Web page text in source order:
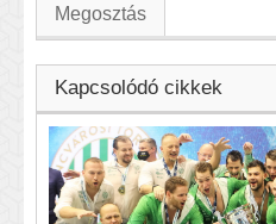
Megosztás
Kapcsolódó cikkek